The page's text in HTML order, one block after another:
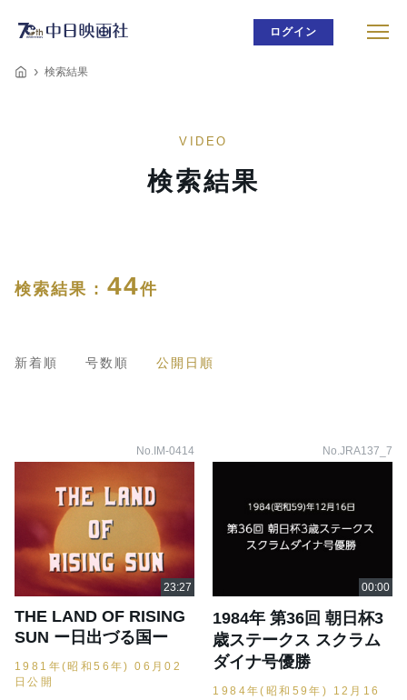
ログイン
検索結果
VIDEO
検索結果
検索結果 : 44件
新着順 号数順 公開日順
No.IM-0414
THE LAND OF RISING
SUN ー日出づる国ー
1981年(昭和56年) 06月02
日公開
No.JRA137_7
1984年 第36回 朝日杯3
歳ステークス スクラム
ダイナ号優勝
1984年(昭和59年) 12月16